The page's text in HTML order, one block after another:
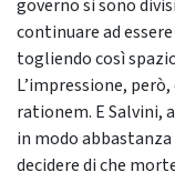
governo si sono
continuare ad
togliendo così
L’impressione,
rationem. E Salvini,
in modo
decidere di che